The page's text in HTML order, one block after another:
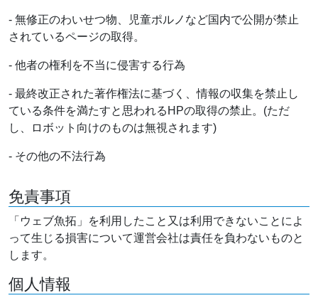
- 無修正のわいせつ物、児童ポルノなど国内で公開が禁止
されているページの取得。
- 他者の権利を不当に侵害する行為
- 最終改正された著作権法に基づく、情報の収集を禁止し
ている条件を満たすと思われるHPの取得の禁止。(ただ
し、ロボット向けのものは無視されます)
- その他の不法行為
免責事項
「ウェブ魚拓」を利用したこと又は利用できないことによ
って生じる損害について運営会社は責任を負わないものと
します。
個人情報